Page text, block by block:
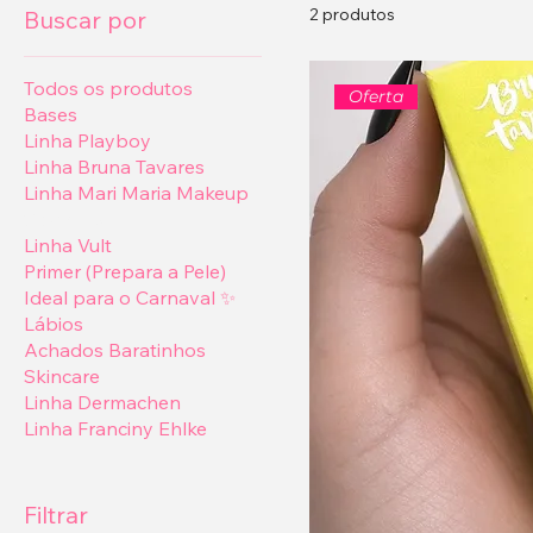
Buscar por
Todos os produtos
Bases
Linha Playboy
Linha Bruna Tavares
Linha Mari Maria Makeup
Linha Vult
Primer (Prepara a Pele)
Ideal para o Carnaval ✨
Lábios
Achados Baratinhos
Skincare
Linha Dermachen
Linha Franciny Ehlke
Filtrar
2 produtos
Oferta